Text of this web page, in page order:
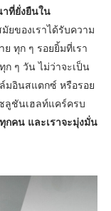
ที่ยั่งยืนใน
ยของเราได้รับความ
ทุก ๆ รอยยิ้มที่เรา
ก ๆ วัน ไม่ว่าจะเป็น
มอินสแตกซ์ หรือรอย
ลูชันเฮลท์แคร์ครบ
กคน และเราจะมุ่งมั่น